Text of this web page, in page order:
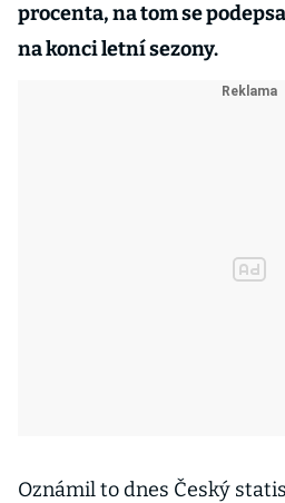
procenta, na tom se
na konci letní sezony.
Oznámil to dnes Český